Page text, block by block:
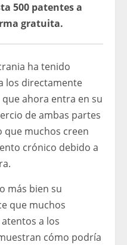
500 patentes a
gratuita.
ha tenido
los directamente
ahora entra en su
de ambas partes
que muchos creen
crónico debido a
más bien su
que muchos
a los
cómo podría